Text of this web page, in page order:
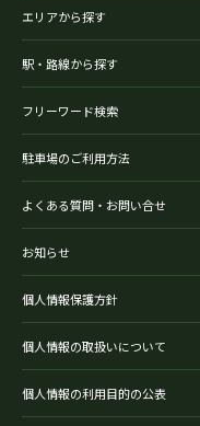
エリアから探す
駅・路線から探す
フリーワード検索
駐車場のご利用方法
よくある質問・お問い合せ
お知らせ
個人情報保護方針
個人情報の取扱いについて
個人情報の利用目的の公表